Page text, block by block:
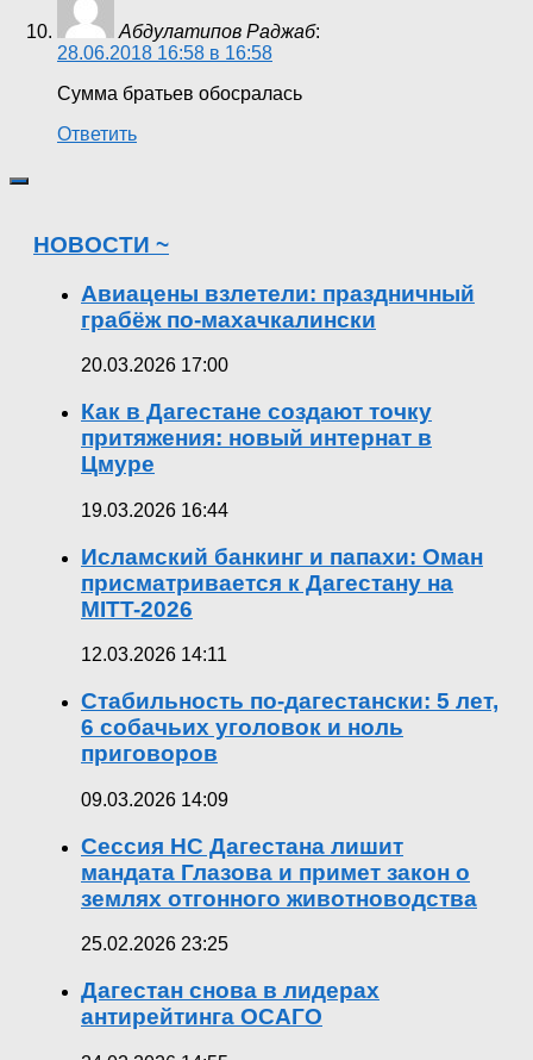
Абдулатипов Раджаб:
28.06.2018 16:58 в 16:58
Сумма братьев обосралась
Ответить
НОВОСТИ ~
Авиацены взлетели: праздничный
грабёж по-махачкалински
20.03.2026 17:00
Как в Дагестане создают точку
притяжения: новый интернат в
Цмуре
19.03.2026 16:44
Исламский банкинг и папахи: Оман
присматривается к Дагестану на
MITT-2026
12.03.2026 14:11
Стабильность по-дагестански: 5 лет,
6 собачьих уголовок и ноль
приговоров
09.03.2026 14:09
Сессия НС Дагестана лишит
мандата Глазова и примет закон о
землях отгонного животноводства
25.02.2026 23:25
Дагестан снова в лидерах
антирейтинга ОСАГО